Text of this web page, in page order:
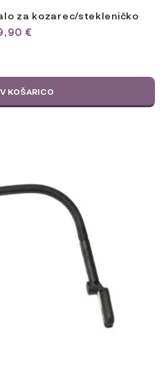
za kozarec/stekleničko
€
KOŠARICO